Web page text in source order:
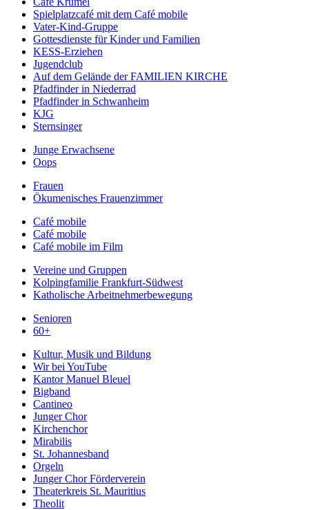
Spielplatzcafé mit dem Café mobile
Vater-Kind-Gruppe
Gottesdienste für Kinder und Familien
KESS-Erziehen
Jugendclub
Auf dem Gelände der FAMILIEN KIRCHE
Pfadfinder in Niederrad
Pfadfinder in Schwanheim
KJG
Sternsinger
Junge Erwachsene
Oops
Frauen
Ökumenisches Frauenzimmer
Café mobile
Café mobile
Café mobile im Film
Vereine und Gruppen
Kolpingfamilie Frankfurt-Südwest
Katholische Arbeitnehmerbewegung
Senioren
60+
Kultur, Musik und Bildung
Wir bei YouTube
Kantor Manuel Bleuel
Bigband
Cantineo
Junger Chor
Kirchenchor
Mirabilis
St. Johannesband
Orgeln
Junger Chor Förderverein
Theaterkreis St. Mauritius
Theolit